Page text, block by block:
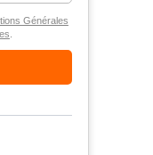
Générales